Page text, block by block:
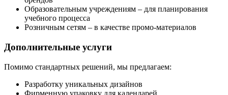
Образовательным учреждениям – для планирования
учебного процесса
Розничным сетям – в качестве промо-материалов
Дополнительные услуги
Помимо стандартных решений, мы предлагаем:
Разработку уникальных дизайнов
Фирменную упаковку для календарей